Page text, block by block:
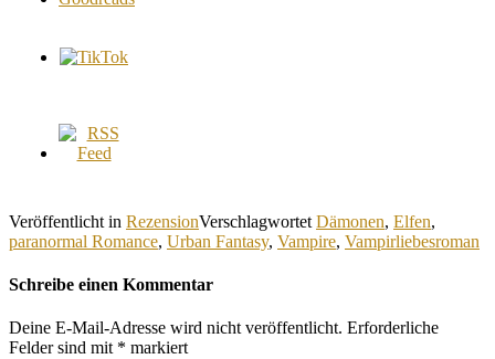
Veröffentlicht in RezensionVerschlagwortet Dämonen, Elfen,
paranormal Romance, Urban Fantasy, Vampire, Vampirliebesroman
Schreibe einen Kommentar
Deine E-Mail-Adresse wird nicht veröffentlicht. Erforderliche
Felder sind mit * markiert